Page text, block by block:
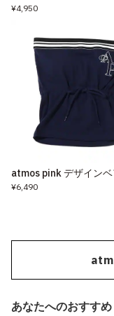
¥4,950
atmos pink デザイン
¥6,490
あなたへのおすすめ